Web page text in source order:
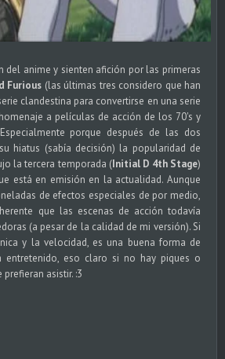
del anime y sienten afición por las primeras
Furious (las últimas tres considero que han
clandestina para convertirse en una serie
a películas de acción de los 70's y
porque después de las dos
hiatus (sabía decisión) la popularidad de
la tercera temporada (Initial D 4th Stage)
está en emisión en la actualidad. Aunque
de efectos especiales de por medio,
que las escenas de acción todavía
(a pesar de la calidad de mi versión). Si
y la velocidad, es una buena forma de
entretenido, eso claro si no hay piques o
asistir. :3